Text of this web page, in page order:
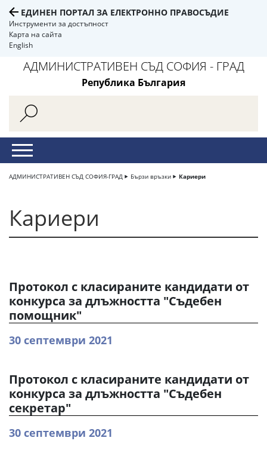
ЕДИНЕН ПОРТАЛ ЗА ЕЛЕКТРОННО ПРАВОСЪДИЕ
Инструменти за достъпност
Карта на сайта
English
АДМИНИСТРАТИВЕН СЪД СОФИЯ - ГРАД
Република България
АДМИНИСТРАТИВЕН СЪД СОФИЯ-ГРАД Бързи връзки Кариери
Кариери
Протокол с класираните кандидати от
конкурса за длъжността "Съдебен
помощник"
30 септември 2021
Протокол с класираните кандидати от
конкурса за длъжността "Съдебен
секретар"
30 септември 2021